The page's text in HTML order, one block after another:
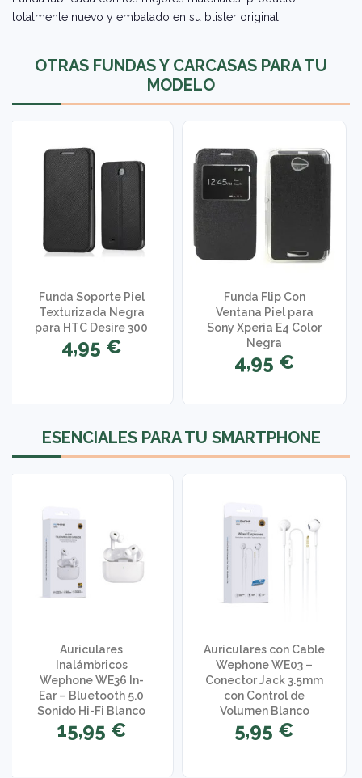
totalmente nuevo y embalado en su blister original.
OTRAS FUNDAS Y CARCASAS PARA TU
MODELO
Funda Soporte Piel
Texturizada Negra
para HTC Desire 300
4,95 €
Funda Flip Con
Ventana Piel para
Sony Xperia E4 Color
Negra
4,95 €
1 opinión
ESENCIALES PARA TU SMARTPHONE
Auriculares
Inalámbricos
Wephone WE36 In-
Ear – Bluetooth 5.0
Sonido Hi-Fi Blanco
15,95 €
Auriculares con Cable
Wephone WE03 –
Conector Jack 3.5mm
con Control de
Volumen Blanco
5,95 €